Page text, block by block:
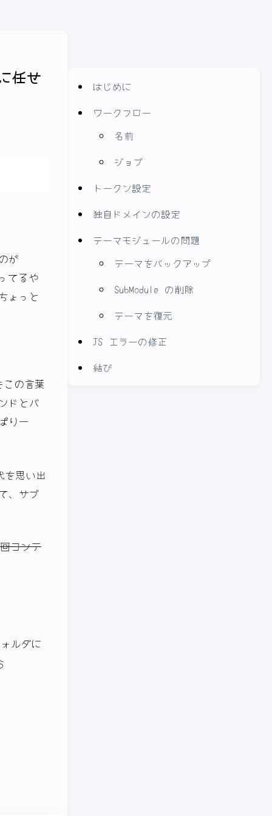
はじめに
ワークフロー
名前
ジョブ
トークン設定
独自ドメインの設定
テーマモジュールの問題
テーマをバックアップ
SubModule の削除
テーマを復元
JS エラーの修正
結び
任せ
が
てるや
ょっと
の言葉
ドとバ
り一
思い出
、サブ
コンテ
ルダに